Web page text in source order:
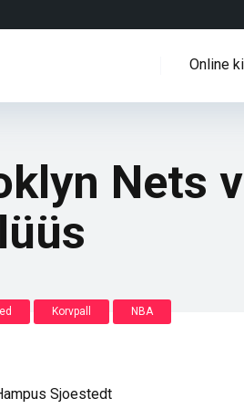
Online
Nets
Korvpall NBA
Sjoestedt